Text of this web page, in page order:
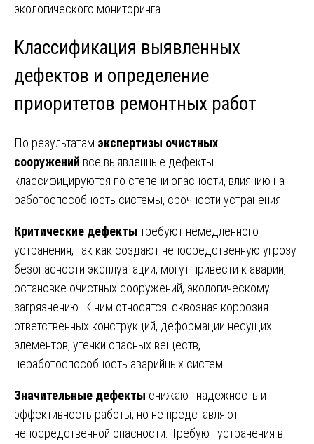
экологического мониторинга.
Классификация выявленных
дефектов и определение
приоритетов ремонтных работ
По результатам экспертизы очистных
сооружений все выявленные дефекты
классифицируются по степени опасности, влиянию на
работоспособность системы, срочности устранения.
Критические дефекты требуют немедленного
устранения, так как создают непосредственную угрозу
безопасности эксплуатации, могут привести к аварии,
остановке очистных сооружений, экологическому
загрязнению. К ним относятся: сквозная коррозия
ответственных конструкций, деформации несущих
элементов, утечки опасных веществ,
неработоспособность аварийных систем.
Значительные дефекты снижают надежность и
эффективность работы, но не представляют
непосредственной опасности. Требуют устранения в